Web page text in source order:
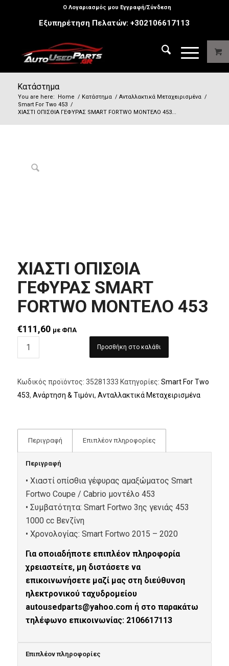
Ο Λογαριασμός μου Εγγραφή/Σύνδεση
Εξυπηρέτηση Πελατών:+302106617113
Κατάστημα
You are here: Home / Κατάστημα / Ανταλλακτικά Μεταχειρισμένα /
Smart For Two 453 /
ΧΙΑΣΤΙ ΟΠΙΣΘΙΑ ΓΕΦΥΡΑΣ SMART FORTWO ΜΟΝΤΕΛΟ 453...
ΧΙΑΣΤΙ ΟΠΙΣΘΙΑ
ΓΕΦΥΡΑΣ SMART
FORTWO ΜΟΝΤΕΛΟ 453
€111,60 με ΦΠΑ
Προσθήκη στο καλάθι
Κωδικός προϊόντος: 35281333 Κατηγορίες: Smart For Two
453, Ανάρτηση & Τιμόνι, Ανταλλακτικά Μεταχειρισμένα
Περιγραφή Επιπλέον πληροφορίες
Περιγραφή
• Χιαστί οπίσθια γέφυρας αμαξώματος Smart
Fortwo Coupe / Cabrio μοντέλο 453
• Συμβατότητα: Smart Fortwo 3ης γενιάς 453
1000 cc Βενζίνη
• Xρονολογίας: Smart Fortwo 2015 – 2020
Για οποιαδήποτε επιπλέον πληροφορία
χρειαστείτε, μη διστάσετε να
επικοινωνήσετε μαζί μας στη διεύθυνση
ηλεκτρονικού ταχυδρομείου
autousedparts@yahoo.com ή στο παρακάτω
τηλέφωνο επικοινωνίας: 2106617113
Επιπλέον πληροφορίες